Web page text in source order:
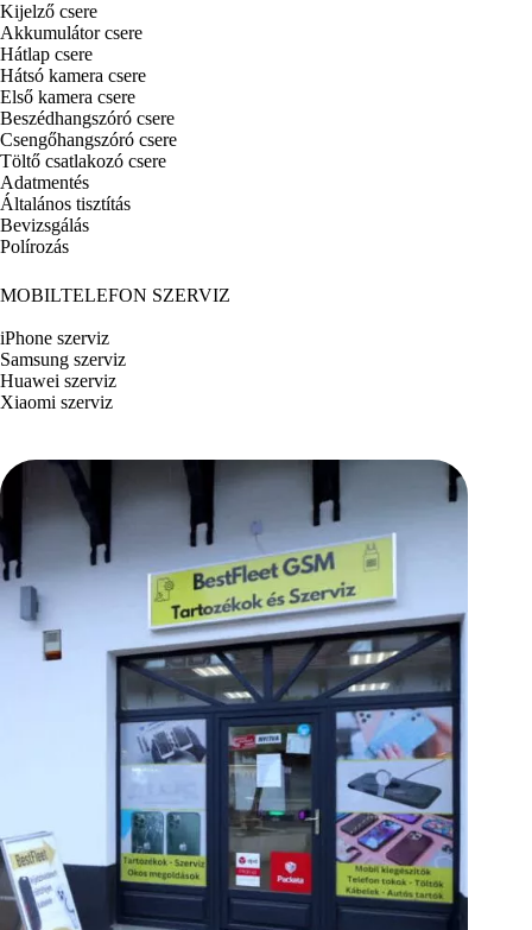
Kijelző csere
Akkumulátor csere
Hátlap csere
Hátsó kamera csere
Első kamera csere
Beszédhangszóró csere
Csengőhangszóró csere
Töltő csatlakozó csere
Adatmentés
Általános tisztítás
Bevizsgálás
Polírozás
MOBILTELEFON SZERVIZ
iPhone szerviz
Samsung szerviz
Huawei szerviz
Xiaomi szerviz